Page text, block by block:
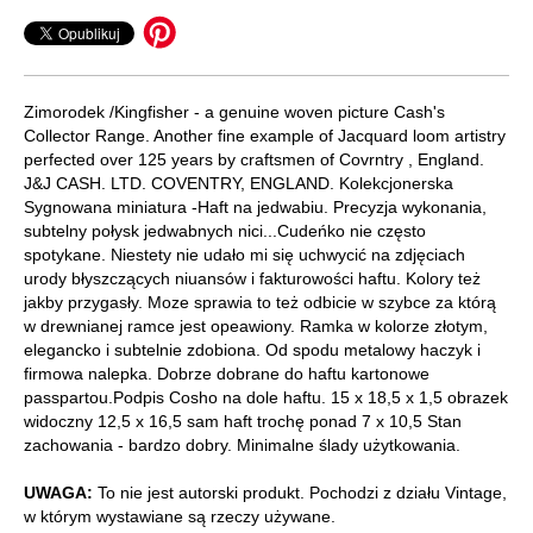
Zimorodek /Kingfisher - a genuine woven picture Cash's
Collector Range. Another fine example of Jacquard loom artistry
perfected over 125 years by craftsmen of Covrntry , England.
J&J CASH. LTD. COVENTRY, ENGLAND. Kolekcjonerska
Sygnowana miniatura -Haft na jedwabiu. Precyzja wykonania,
subtelny połysk jedwabnych nici...Cudeńko nie często
spotykane. Niestety nie udało mi się uchwycić na zdjęciach
urody błyszczących niuansów i fakturowości haftu. Kolory też
jakby przygasły. Moze sprawia to też odbicie w szybce za którą
w drewnianej ramce jest opeawiony. Ramka w kolorze złotym,
elegancko i subtelnie zdobiona. Od spodu metalowy haczyk i
firmowa nalepka. Dobrze dobrane do haftu kartonowe
passpartou.Podpis Cosho na dole haftu. 15 x 18,5 x 1,5 obrazek
widoczny 12,5 x 16,5 sam haft trochę ponad 7 x 10,5 Stan
zachowania - bardzo dobry. Minimalne ślady użytkowania.
UWAGA: To nie jest autorski produkt. Pochodzi z działu Vintage,
w którym wystawiane są rzeczy używane.